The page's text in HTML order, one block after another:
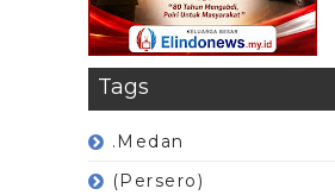
Tags
.Medan
(Persero)